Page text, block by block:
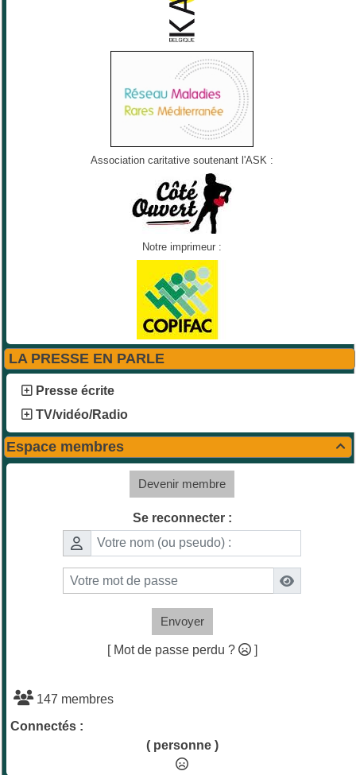
Association caritative soutenant l'ASK :
Notre imprimeur :
LA PRESSE EN PARLE
Presse écrite
TV/vidéo/Radio

Espace membres
Devenir membre
Se reconnecter :
Envoyer
[ Mot de passe perdu ? ]
147 membres
Connectés :
( personne )